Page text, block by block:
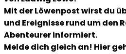
Mit der Löwenpost wirst du
und Ereignisse rund um den
Abenteurer informiert.
Melde dich gleich an! Hier